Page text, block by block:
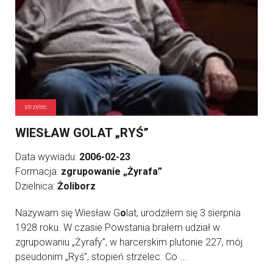
strzelec
WIESŁAW GOLAT „RYŚ”
Data wywiadu: 2006-02-23
Formacja: zgrupowanie „Żyrafa”
Dzielnica: Żoliborz
Nazywam się Wiesław Golat, urodziłem się 3 sierpnia
1928 roku. W czasie Powstania brałem udział w
zgrupowaniu „Żyrafy”, w harcerskim plutonie 227, mój
pseudonim „Ryś”, stopień strzelec. Co ...